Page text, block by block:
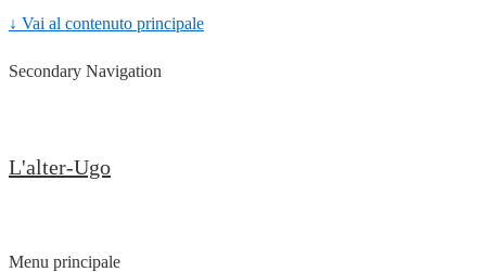
↓ Vai al contenuto principale
Secondary Navigation
L'alter-Ugo
Menu principale